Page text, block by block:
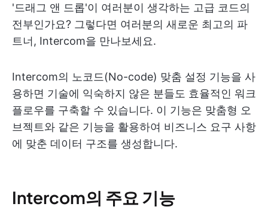
'드래그 앤 드롭'이 여러분이 생각하는 고급 코드의
전부인가요? 그렇다면 여러분의 새로운 최고의 파
트너, Intercom을 만나보세요.
Intercom의 노코드(No-code) 맞춤 설정 기능을 사
용하면 기술에 익숙하지 않은 분들도 효율적인 워크
플로우를 구축할 수 있습니다. 이 기능은 맞춤형 오
브젝트와 같은 기능을 활용하여 비즈니스 요구 사항
에 맞춘 데이터 구조를 생성합니다.
Intercom의 주요 기능